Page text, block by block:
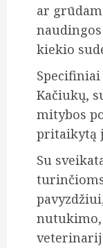
ar
kiekio
Kačiukų,
mitybos
pritaikytą
Su